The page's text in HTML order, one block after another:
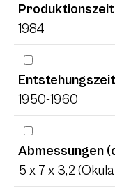
1984
1950-1960
Abmessungen
5 x 7 x 3,2